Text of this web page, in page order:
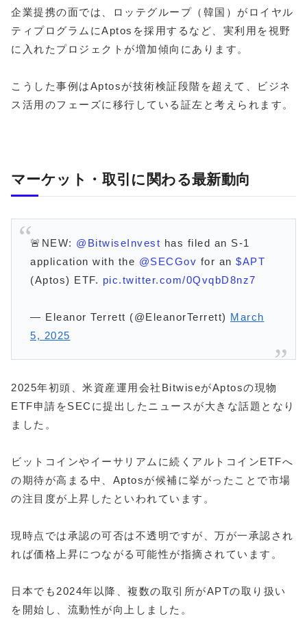
企業提携の面では、ロッテグループ（韓国）がロイヤル
ティプログラムにAptosを採用するなど、実利用を視野
に入れたプロジェクトが増加傾向にあります。
こうした事例はAptosが技術検証段階を超えて、ビジネ
ス活用のフェーズに移行している証左と考えられます。
マーケット・取引に関わる最新動向
🚨NEW: @BitwiseInvest has filed an S-1
application with the @SECGov for an $APT
(Aptos) ETF. pic.twitter.com/0QvqbD8nz7
— Eleanor Terrett (@EleanorTerrett) March
5, 2025
2025年初頭、米資産運用会社BitwiseがAptosの現物
ETF申請をSECに提出したニュースが大きな話題となり
ました。
ビットコインやイーサリアムに続くアルトコインETFへ
の期待が高まる中、Aptosが候補に挙がったことで市場
の注目度が上昇したといわれています。
現時点では承認の可否は不透明ですが、万が一承認され
れば価格上昇につながる可能性が指摘されています。
日本でも2024年以降、複数の取引所がAPTの取り扱い
を開始し、流動性が向上しました。